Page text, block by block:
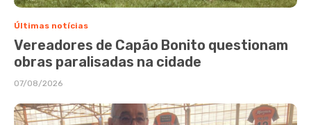
Últimas notícias
Vereadores de Capão Bonito questionam
obras paralisadas na cidade
07/08/2026